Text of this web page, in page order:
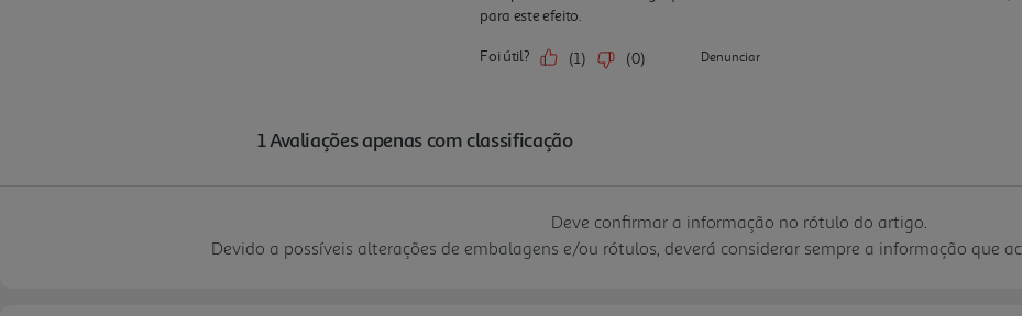
Deve confirmar a informação no rótulo do artigo.
Devido a possíveis alterações de embalagens e/ou rótulos, deverá considerar sempre a informação que